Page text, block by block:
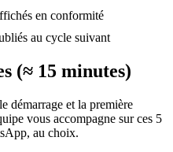
en conformité
au cycle suivant
(≈ 15 minutes)
démarrage et la première
vous accompagne sur ces 5
au choix.